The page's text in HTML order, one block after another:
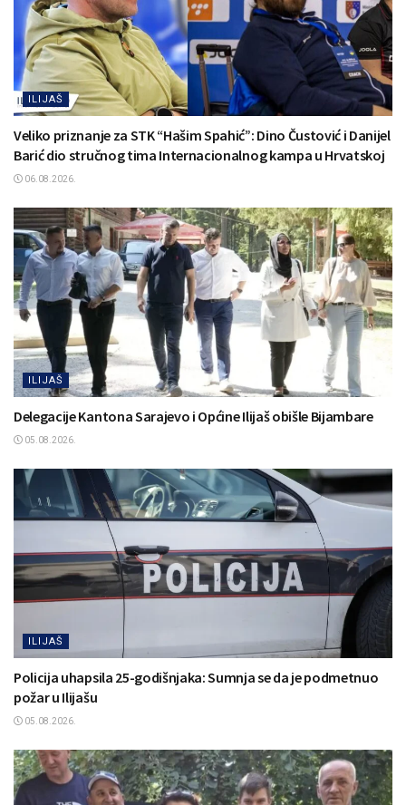
ILIJAŠ
Veliko priznanje za STK “Hašim Spahić”: Dino Čustović i Danijel
Barić dio stručnog tima Internacionalnog kampa u Hrvatskoj
06.08.2026.
ILIJAŠ
Delegacije Kantona Sarajevo i Općine Ilijaš obišle Bijambare
05.08.2026.
ILIJAŠ
Policija uhapsila 25-godišnjaka: Sumnja se da je podmetnuo
požar u Ilijašu
05.08.2026.